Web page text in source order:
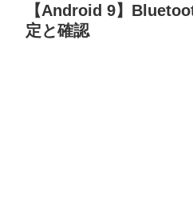
【Android 9】
定と確認